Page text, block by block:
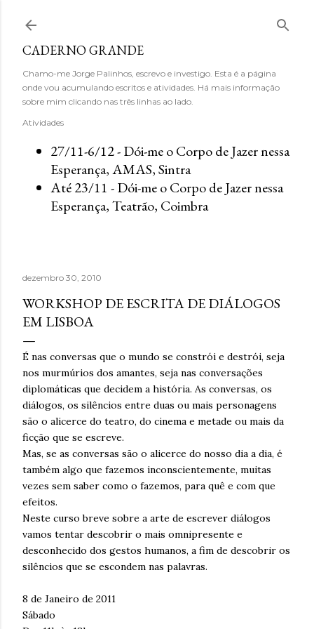
CADERNO GRANDE
Chamo-me Jorge Palinhos, escrevo e investigo. Esta é a página
onde vou acumulando escritos e atividades. Há mais informação
sobre mim clicando nas três linhas ao lado.
Atividades
27/11-6/12 - Dói-me o Corpo de Jazer nessa
Esperança, AMAS, Sintra
Até 23/11 - Dói-me o Corpo de Jazer nessa
Esperança, Teatrão, Coimbra
dezembro 30, 2010
WORKSHOP DE ESCRITA DE DIÁLOGOS
EM LISBOA
É nas conversas que o mundo se constrói e destrói, seja
nos murmúrios dos amantes, seja nas conversações
diplomáticas que decidem a história. As conversas, os
diálogos, os silêncios entre duas ou mais personagens
são o alicerce do teatro, do cinema e metade ou mais da
ficção que se escreve.
Mas, se as conversas são o alicerce do nosso dia a dia, é
também algo que fazemos inconscientemente, muitas
vezes sem saber como o fazemos, para quê e com que
efeitos.
Neste curso breve sobre a arte de escrever diálogos
vamos tentar descobrir o mais omnipresente e
desconhecido dos gestos humanos, a fim de descobrir os
silêncios que se escondem nas palavras.
8 de Janeiro de 2011
Sábado